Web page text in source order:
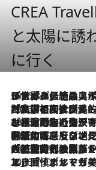
CREA
と太陽に誘
に行く
2026.8.8
リスボンの絶品スイーツ「パステル・デ・ナタ」とは？ポルトガル伝統の奥深い世界へ
2026.7.27
「私の祖国はポルトガル語です」国民的詩人フェルナンド・ペソアと、彼が愛した文学の街を歩く
2026.7.26
ポルトガル近海が育む極上の海の幸。キリリと冷えた白ワインと愉しむ、シーフード専門店の贅沢
2026.7.22
伝統の味をモダンに昇華。高感度な地元客が集う、リスボンの最旬ガストロノミー
2026.7.21
大航海時代の栄華から、震災、独裁、そして革命へ。ポルトガル・首都リスボンの石畳に刻まれた「歴史の光と影」
2026.7.13
エッセイ・ヤマザキマリ「慎ましくも美しき国 ポルトガル」